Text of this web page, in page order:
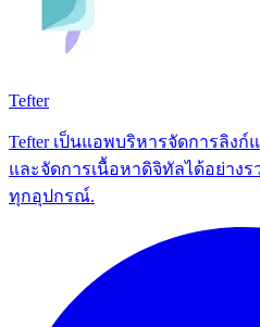
Tefter
Tefter เป็นแอพบริหารจัดการลิง
และจัดการเนื้อหาดิจิทัลได้อย่าง
ทุกอุปกรณ์.